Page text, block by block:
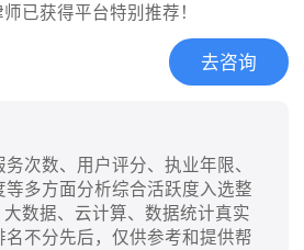
已获得平台特别推荐！
去咨询
次数、用户评分、执业年限、
多方面分析综合活跃度入选整
数据、云计算、数据统计真实
不分先后，仅供参考和提供帮